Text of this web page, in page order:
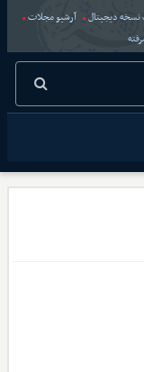
نسخه دیجیتال
آرشیو مجلات